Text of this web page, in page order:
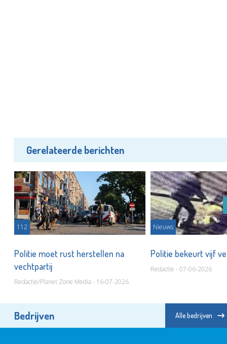
Gerelateerde berichten
112
Politie moet rust herstellen na
vechtpartij
Redactie/Planet Zone Media - 16-07-2026
Nieuws
Politie bekeurt vijf
Redactie - 07-06-2026
Bedrijven Alle bedrijven